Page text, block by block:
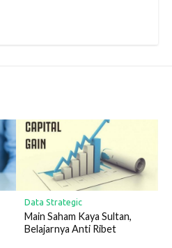
Data Strategic
Main Saham Kaya Sultan,
Belajarnya Anti Ribet